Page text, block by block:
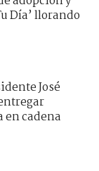
Día’ llorando
José
cadena